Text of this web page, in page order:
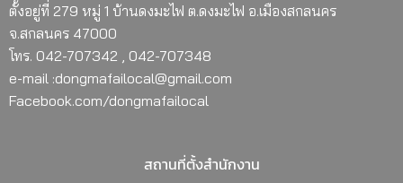
ตั้งอยู่ที่ 279 หมู่ 1 บ้านดงมะไฟ ต.ดงมะไฟ อ.เมืองสกลนคร
จ.สกลนคร 47000
โทร. 042-707342 , 042-707348
e-mail :dongmafailocal@gmail.com
Facebook.com/dongmafailocal
สถานที่ตั้งสำนักงาน